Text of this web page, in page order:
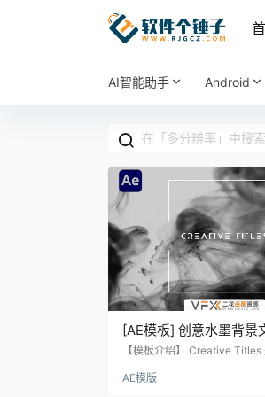
AI智能助手 Android
[AE模板] 创意水墨背景
示片头动画 Creative
【模板介绍】 Creative
染速度快，适用于制作创意水
AE模版